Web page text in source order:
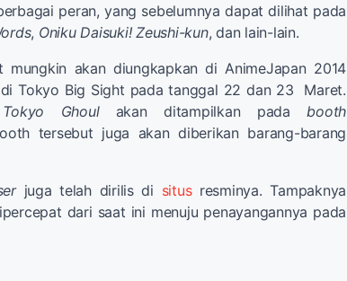
peran, yang sebelumnya dapat dilihat pada
, Oniku Daisuki! Zeushi-kun, dan lain-lain.
mungkin akan diungkapkan di AnimeJapan 2014
Tokyo Big Sight pada tanggal 22 dan 23 Maret.
Tokyo Ghoul akan ditampilkan padabooth
tersebut juga akan diberikan barang-barang
juga telah dirilis di situs resminya. Tampaknya
dari saat ini menuju penayangannya pada